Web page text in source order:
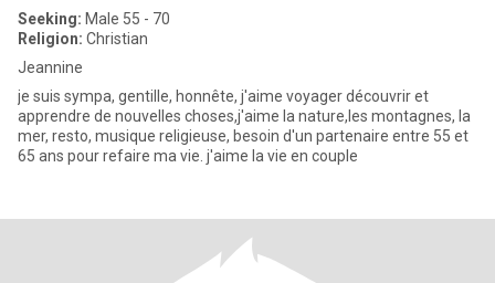
Seeking: Male 55 - 70
Religion: Christian
Jeannine
je suis sympa, gentille, honnête, j'aime voyager découvrir et
apprendre de nouvelles choses,j'aime la nature,les montagnes, la
mer, resto, musique religieuse, besoin d'un partenaire entre 55 et
65 ans pour refaire ma vie. j'aime la vie en couple